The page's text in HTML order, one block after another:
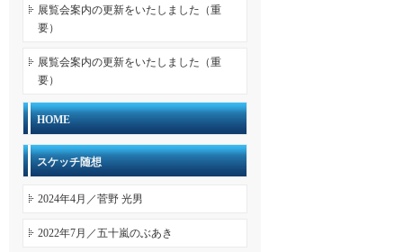
展覧会案内の更新をいたしました（重
要）
展覧会案内の更新をいたしました（重
要）
HOME
スケッチ随想
2024年4月／菅野 光男
2022年7月／五十嵐のぶあき